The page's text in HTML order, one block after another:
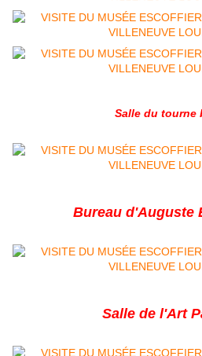
Salle du tourne
Bureau d'Auguste
Salle de l'Art